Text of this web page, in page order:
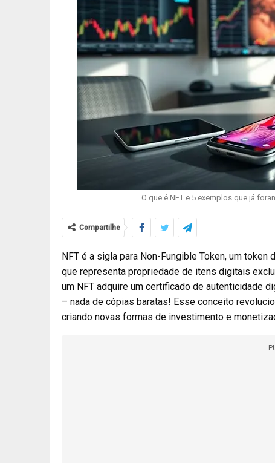
O que é NFT e 5 exemplos que já
Compartilhe
NFT é a sigla para Non-Fungible Token, um
que representa propriedade de itens digitais
um NFT adquire um certificado de autenticidade
– nada de cópias baratas! Esse conceito
criando novas formas de investimento e